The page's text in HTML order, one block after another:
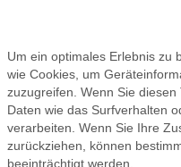
Um ein optimales Erlebnis zu
wie Cookies, um
zuzugreifen. Wenn Sie
Daten wie das Surfverhalten
verarbeiten. Wenn Sie Ihre
zurückziehen, können
beeinträchtigt werden.